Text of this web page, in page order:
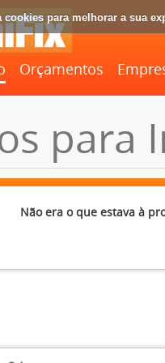
para melhorar a sua
Orçamentos
para
Não era o que estava à